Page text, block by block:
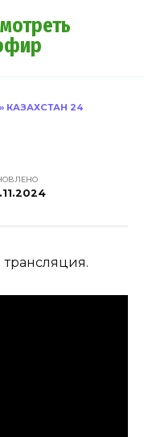
» КАЗАХСТАН 24
трансляция.